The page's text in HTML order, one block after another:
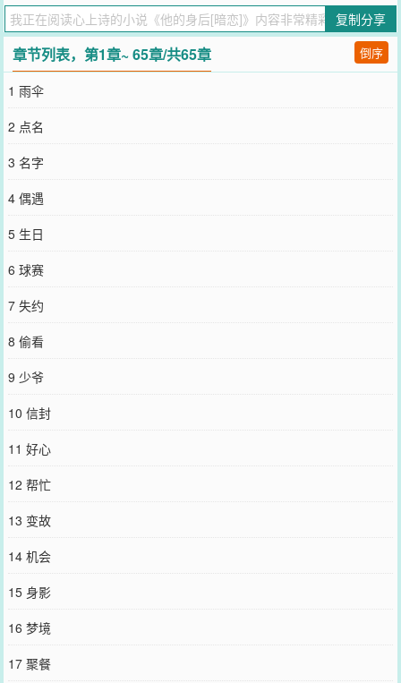
的女孩名字。高冷、学渣、惹不起是周商屿的标签，却依然有大把女
生对他前仆后继。高考结束的当晚，班级聚餐，沈吟夏帮朋友给周商
屿送情书，听到对方玩笑般调侃：“我还以为你也喜欢我。”沈吟夏心
跳剧烈，胆小如她，甚至不敢再看对方的反应便狼狈转身，仓促逃
离。这段从未被人知晓过的暗恋被彻底尘封。-2-中头等彩的当天，彩
票店里，沈吟夏被问到有什么感想，她神色淡然，声音平静：“这组号
码是我和另一个人的生日，谢谢他给我的回礼。”视频被同校的学生拍
下疯传，所有人都在猜测这串数字源自何处。-3-再次见面，沈吟夏已
是行业内屈指可数的西语同声传译员。重逢这天，周商屿见到自己的
陪同翻译，眸底粲然：“沈吟夏，我不记得你送过我什么礼物，怎么称
得上回礼？”沈吟夏含笑回望他：“好巧，那组数字也是你的生日？”她
礼貌又得体地伸出手，毫无多年前的自卑怯懦：“合作愉快，周
总。”-4-主动出击几次不得法的周商屿将沈吟夏堵在狭小的翻译箱内，
逼问：“刚刚开会暗示你几次，怎么从来不跟我对视？”沈吟夏退避不
得，客气回答：“我们译员主要靠听觉，你会让我分心。”周商屿逼她
仰起头，用落于下风的语气质问：“那怎么以前上课总是偷偷看我？”--
---《夏日潮湿》文案：【冷静自持×明艳勾人，p友转正】【大学教授
×爵士舞者】和竹马协议交往后，姜逢几乎躲掉了所有追求者们的骚
扰。唯独有个不长眼的，越是警告，越是肆无忌惮。-1-大学刚毕业那
年，姜逢随舞团来到A大巡演，尖叫浪潮席卷观众席，唯独第一排中
间，法学院的副教授宋嘉礼无动于衷，似乎对眼前的表演不屑一顾。
直到表演结束，后台单人更衣室内，姜逢被高大的男人按在墙上，灼
热的呼吸出卖了他的冷静表象。“又穿短裙。”男人声音低哑，滚烫的
掌心覆在她侧腰上，“今晚怎么惩罚你？”姜逢将唇往他耳边送，打的
主意正落她怀，连尾音都在颤声勾人：“随教授高兴。”-2-主动结束与
宋嘉礼这段不可见人关系的当天，姜逢收到男人冷漠到无情的回复：
【1】礼尚往来，许久后的某个深夜，姜逢删掉男人喝醉后频繁发来的
短信，回复：【TD】-3-为了拒绝越界的追求者，姜逢与竹马好友跳了
一支双人舞，公开在社交平台上宣布恋爱。三天后，姜逢与竹马签订
的交往协议被宋嘉礼批注一千字，补齐各种漏洞后，发到了她邮箱
里。宋嘉礼留言：【不会谈恋爱，我教你。】拉黑对方邮箱前，姜逢
客气回复：【谢谢你，李强】-4-最懂怎么惹怒宋嘉礼的姜逢嘴上占尽
上风，却唯独不敢在他面前说实话。她怀着目的的接近，处心积虑的
蛊惑，退求其次的妥协，毁约任性的分开，种种些些，是一场不敢宣
之于口、缄之于心的暗恋。-*男主看起来冷冷的，实际上疯疯的*非典
型追妻，男女主身心唯一-
您要是觉得《
博微信里的朋友推荐哦！
复制分享
章节列表，第1章~ 65章/共65章 倒序
1 雨伞
2 点名
3 名字
4 偶遇
5 生日
6 球赛
7 失约
8 偷看
9 少爷
10 信封
11 好心
12 帮忙
13 变故
14 机会
15 身影
16 梦境
17 聚餐